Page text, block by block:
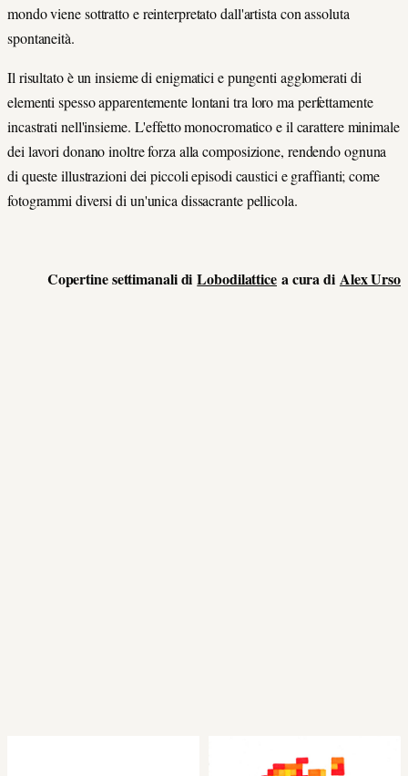
mondo viene sottratto e reinterpretato dall'artista con assoluta
spontaneità.
Il risultato è un insieme di enigmatici e pungenti agglomerati di
elementi spesso apparentemente lontani tra loro ma perfettamente
incastrati nell'insieme. L'effetto monocromatico e il carattere minimale
dei lavori donano inoltre forza alla composizione, rendendo ognuna
di queste illustrazioni dei piccoli episodi caustici e graffianti; come
fotogrammi diversi di un'unica dissacrante pellicola.
Copertine settimanali diLobodilatticea cura di Alex Urso